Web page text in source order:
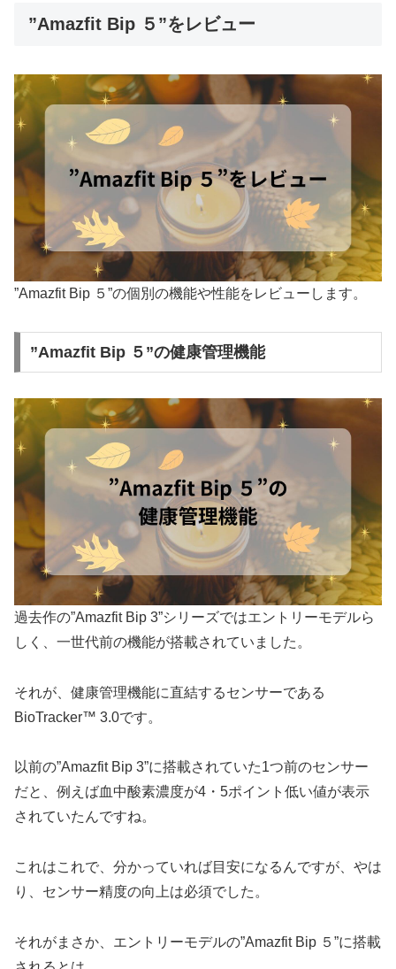
”Amazfit Bip ５”をレビュー
”Amazfit Bip ５”の個別の機能や性能をレビューします。
”Amazfit Bip ５”の健康管理機能
過去作の”Amazfit Bip 3”シリーズではエントリーモデルら
しく、一世代前の機能が搭載されていました。
それが、健康管理機能に直結するセンサーである
BioTracker™ 3.0です。
以前の”Amazfit Bip 3”に搭載されていた1つ前のセンサー
だと、例えば血中酸素濃度が4・5ポイント低い値が表示
されていたんですね。
これはこれで、分かっていれば目安になるんですが、やは
り、センサー精度の向上は必須でした。
それがまさか、エントリーモデルの”Amazfit Bip ５”に搭載